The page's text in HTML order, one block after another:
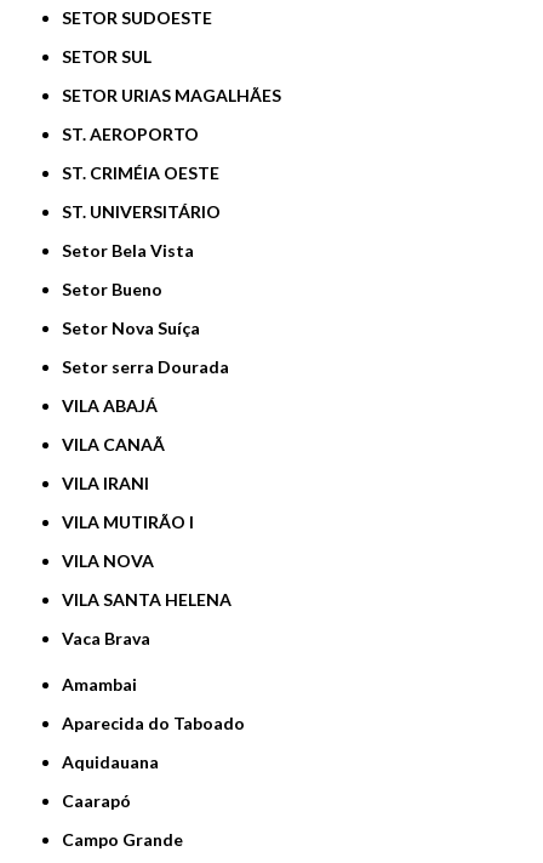
SETOR SUDOESTE
SETOR SUL
SETOR URIAS MAGALHÃES
ST. AEROPORTO
ST. CRIMÉIA OESTE
ST. UNIVERSITÁRIO
Setor Bela Vista
Setor Bueno
Setor Nova Suíça
Setor serra Dourada
VILA ABAJÁ
VILA CANAÃ
VILA IRANI
VILA MUTIRÃO I
VILA NOVA
VILA SANTA HELENA
Vaca Brava
Amambai
Aparecida do Taboado
Aquidauana
Caarapó
Campo Grande